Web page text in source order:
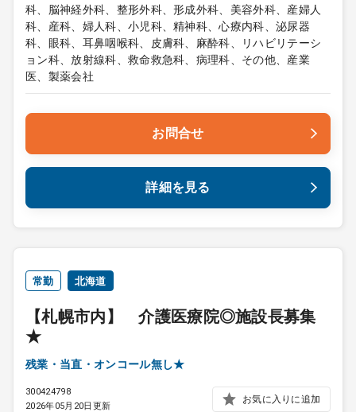
科、脳神経外科、整形外科、形成外科、美容外科、産婦人
科、産科、婦人科、小児科、精神科、心療内科、泌尿器
科、眼科、耳鼻咽喉科、皮膚科、麻酔科、リハビリテーシ
ョン科、放射線科、救命救急科、病理科、その他、産業
医、製薬会社
お問合せ
詳細を見る
常勤 北海道
【札幌市内】 介護医療院◎施設長募集
★
残業・当直・オンコール無し★
300424798
2026年05月20日更新
お気に入りに追加